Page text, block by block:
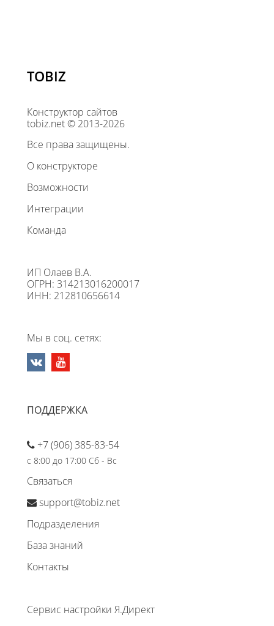
TOBIZ
Конструктор сайтов
tobiz.net © 2013-2026
Все права защищены.
О конструкторе
Возможности
Интеграции
Команда
ИП Олаев В.А.
ОГРН: 314213016200017
ИНН: 212810656614
Мы в соц. сетях:
ПОДДЕРЖКА
+7 (906) 385-83-54
с 8:00 до 17:00 Сб - Вс
Связаться
support@tobiz.net
Подразделения
База знаний
Контакты
Сервис настройки Я.Директ